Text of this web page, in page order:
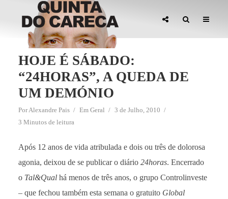
HOJE É SÁBADO:
“24HORAS”, A QUEDA DE
UM DEMÓNIO
PorAlexandre Pais Em Geral
3 de Julho, 2010
3 Minutos de leitura
Após 12 anos de vida atribulada e dois ou três de dolorosa
agonia, deixou de se publicar o diário 24horas. Encerrado
o Tal&Qualhá menos de três anos, o grupo Controlinveste
– que fechou também esta semana o gratuito Global